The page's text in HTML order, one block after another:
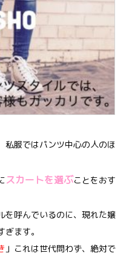
私服ではパンツ中心の人のほ
スカートを選ぶことをおす
を呼んでいるのに、現れた嬢
ます。
」これは世代問わず、絶対で